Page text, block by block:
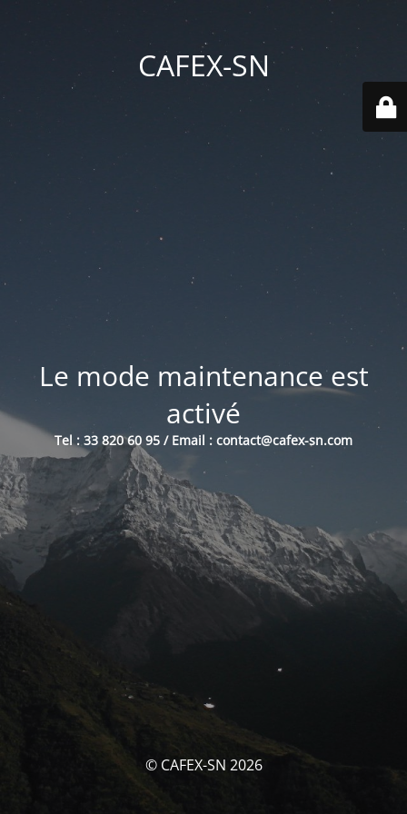
CAFEX-SN
Le mode maintenance est
activé
Tel : 33 820 60 95 / Email : contact@cafex-sn.com
© CAFEX-SN 2026